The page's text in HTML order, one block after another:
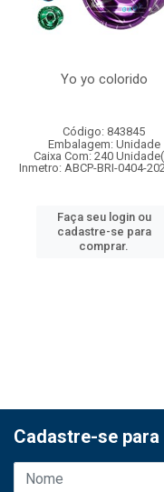
Yo yo colorido
Código: 843845
Embalagem: Unidade
Caixa Com: 240
Inmetro: ABCP-BRI-0404-
Faça seu login ou
cadastre-se para
comprar.
Cadastre-se